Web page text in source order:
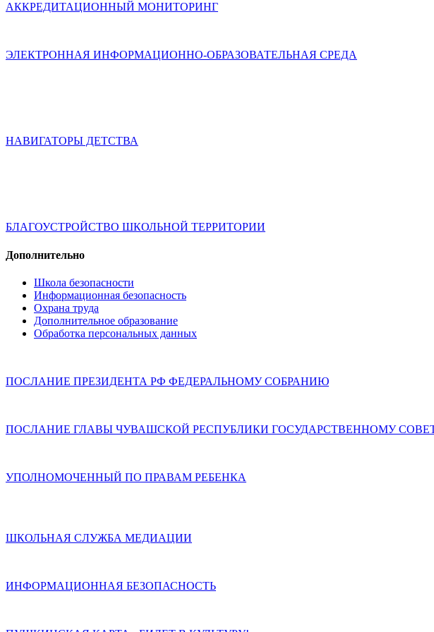
АККРЕДИТАЦИОННЫЙ МОНИТОРИНГ
ЭЛЕКТРОННАЯ ИНФОРМАЦИОННО-ОБРАЗОВАТЕЛЬНАЯ СРЕДА
НАВИГАТОРЫ ДЕТСТВА
БЛАГОУСТРОЙСТВО ШКОЛЬНОЙ ТЕРРИТОРИИ
Дополнительно
Школа безопасности
Информационная безопасность
Охрана труда
Дополнительное образование
Обработка персональных данных
ПОСЛАНИЕ ПРЕЗИДЕНТА РФ ФЕДЕРАЛЬНОМУ СОБРАНИЮ
ПОСЛАНИЕ ГЛАВЫ ЧУВАШСКОЙ РЕСПУБЛИКИ ГОСУДАРСТВЕННОМУ
УПОЛНОМОЧЕННЫЙ ПО ПРАВАМ РЕБЕНКА
ШКОЛЬНАЯ СЛУЖБА МЕДИАЦИИ
ИНФОРМАЦИОННАЯ БЕЗОПАСНОСТЬ